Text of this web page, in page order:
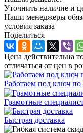
Уточнить наличие и
Наши менеджеры
условия заказа
Поделиться
Цена действительна
отличаться от цен в
Работаем под ключ
Грамотные
Быстрая доставка